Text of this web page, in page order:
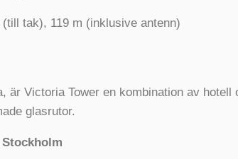
(till tak), 119 m (inklusive antenn)
är Victoria Tower en kombination av
glasrutor.